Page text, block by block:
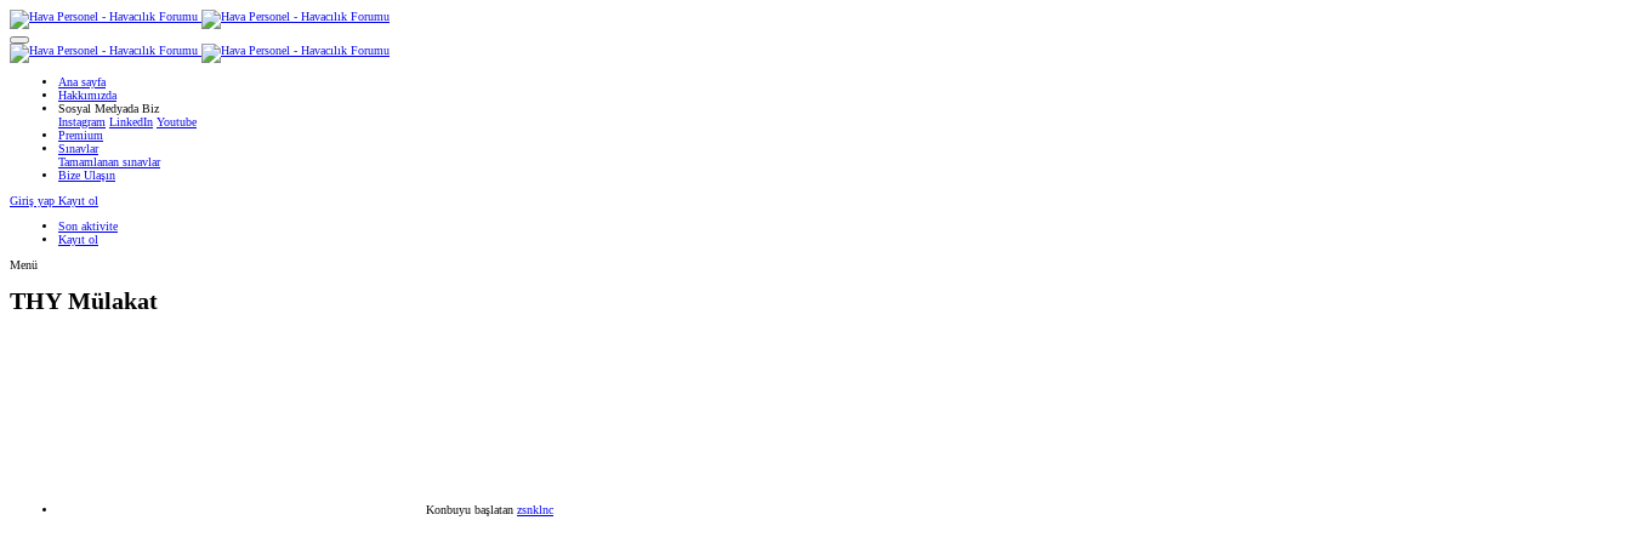
Ana sayfa
Hakkımızda
Sosyal Medyada Biz
Instagram LinkedIn Youtube
Premium
Sınavlar
Tamamlanan sınavlar
Bize Ulaşın
Giriş yap Kayıt ol
Son aktivite
Kayıt ol
Menü
THY Mülakat
Konbuyu başlatan zsnklnc